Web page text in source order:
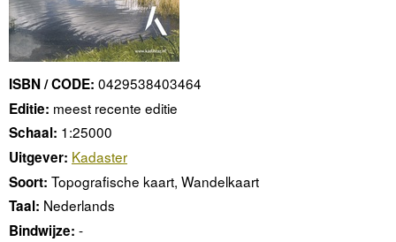
ISBN / CODE: 0429538403464
Editie: meest recente editie
Schaal: 1:25000
Uitgever: Kadaster
Soort: Topografische kaart, Wandelkaart
Taal: Nederlands
Bindwijze: -